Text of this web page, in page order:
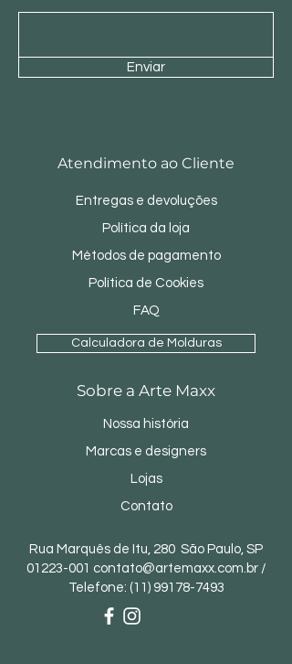
Enviar
Atendimento ao Cliente
Entregas e devoluções
Política da loja
Métodos de pagamento
Política de Cookies
FAQ
Calculadora de Molduras
Sobre a Arte Maxx
Nossa história
Marcas e designers
Lojas
Contato
Rua Marquês de Itu, 280 São Paulo, SP
01223-001 contato@artemaxx.com.br/
Telefone: (11) 99178-7493